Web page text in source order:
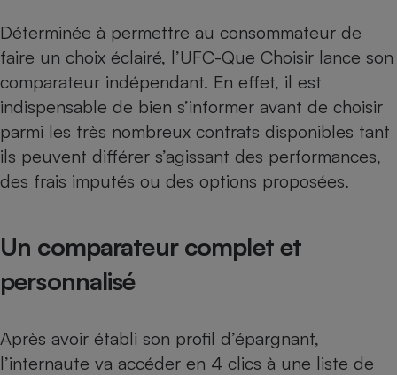
Déterminée à permettre au consommateur de
faire un choix éclairé, l’UFC-Que Choisir lance son
comparateur indépendant. En effet, il est
indispensable de bien s’informer avant de choisir
parmi les très nombreux contrats disponibles tant
ils peuvent différer s’agissant des performances,
des frais imputés ou des options proposées.
Un comparateur complet et
personnalisé
Après avoir établi son profil d’épargnant,
l’internaute va accéder en 4 clics à une liste de
Climatiseur -
Ventilateur
Cafetière à expressos
Antivirus
Climatiseur -
Ventilateur